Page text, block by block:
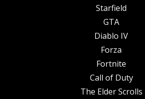
Starfield
GTA
Diablo IV
Forza
Fortnite
Call of Duty
The Elder Scrolls